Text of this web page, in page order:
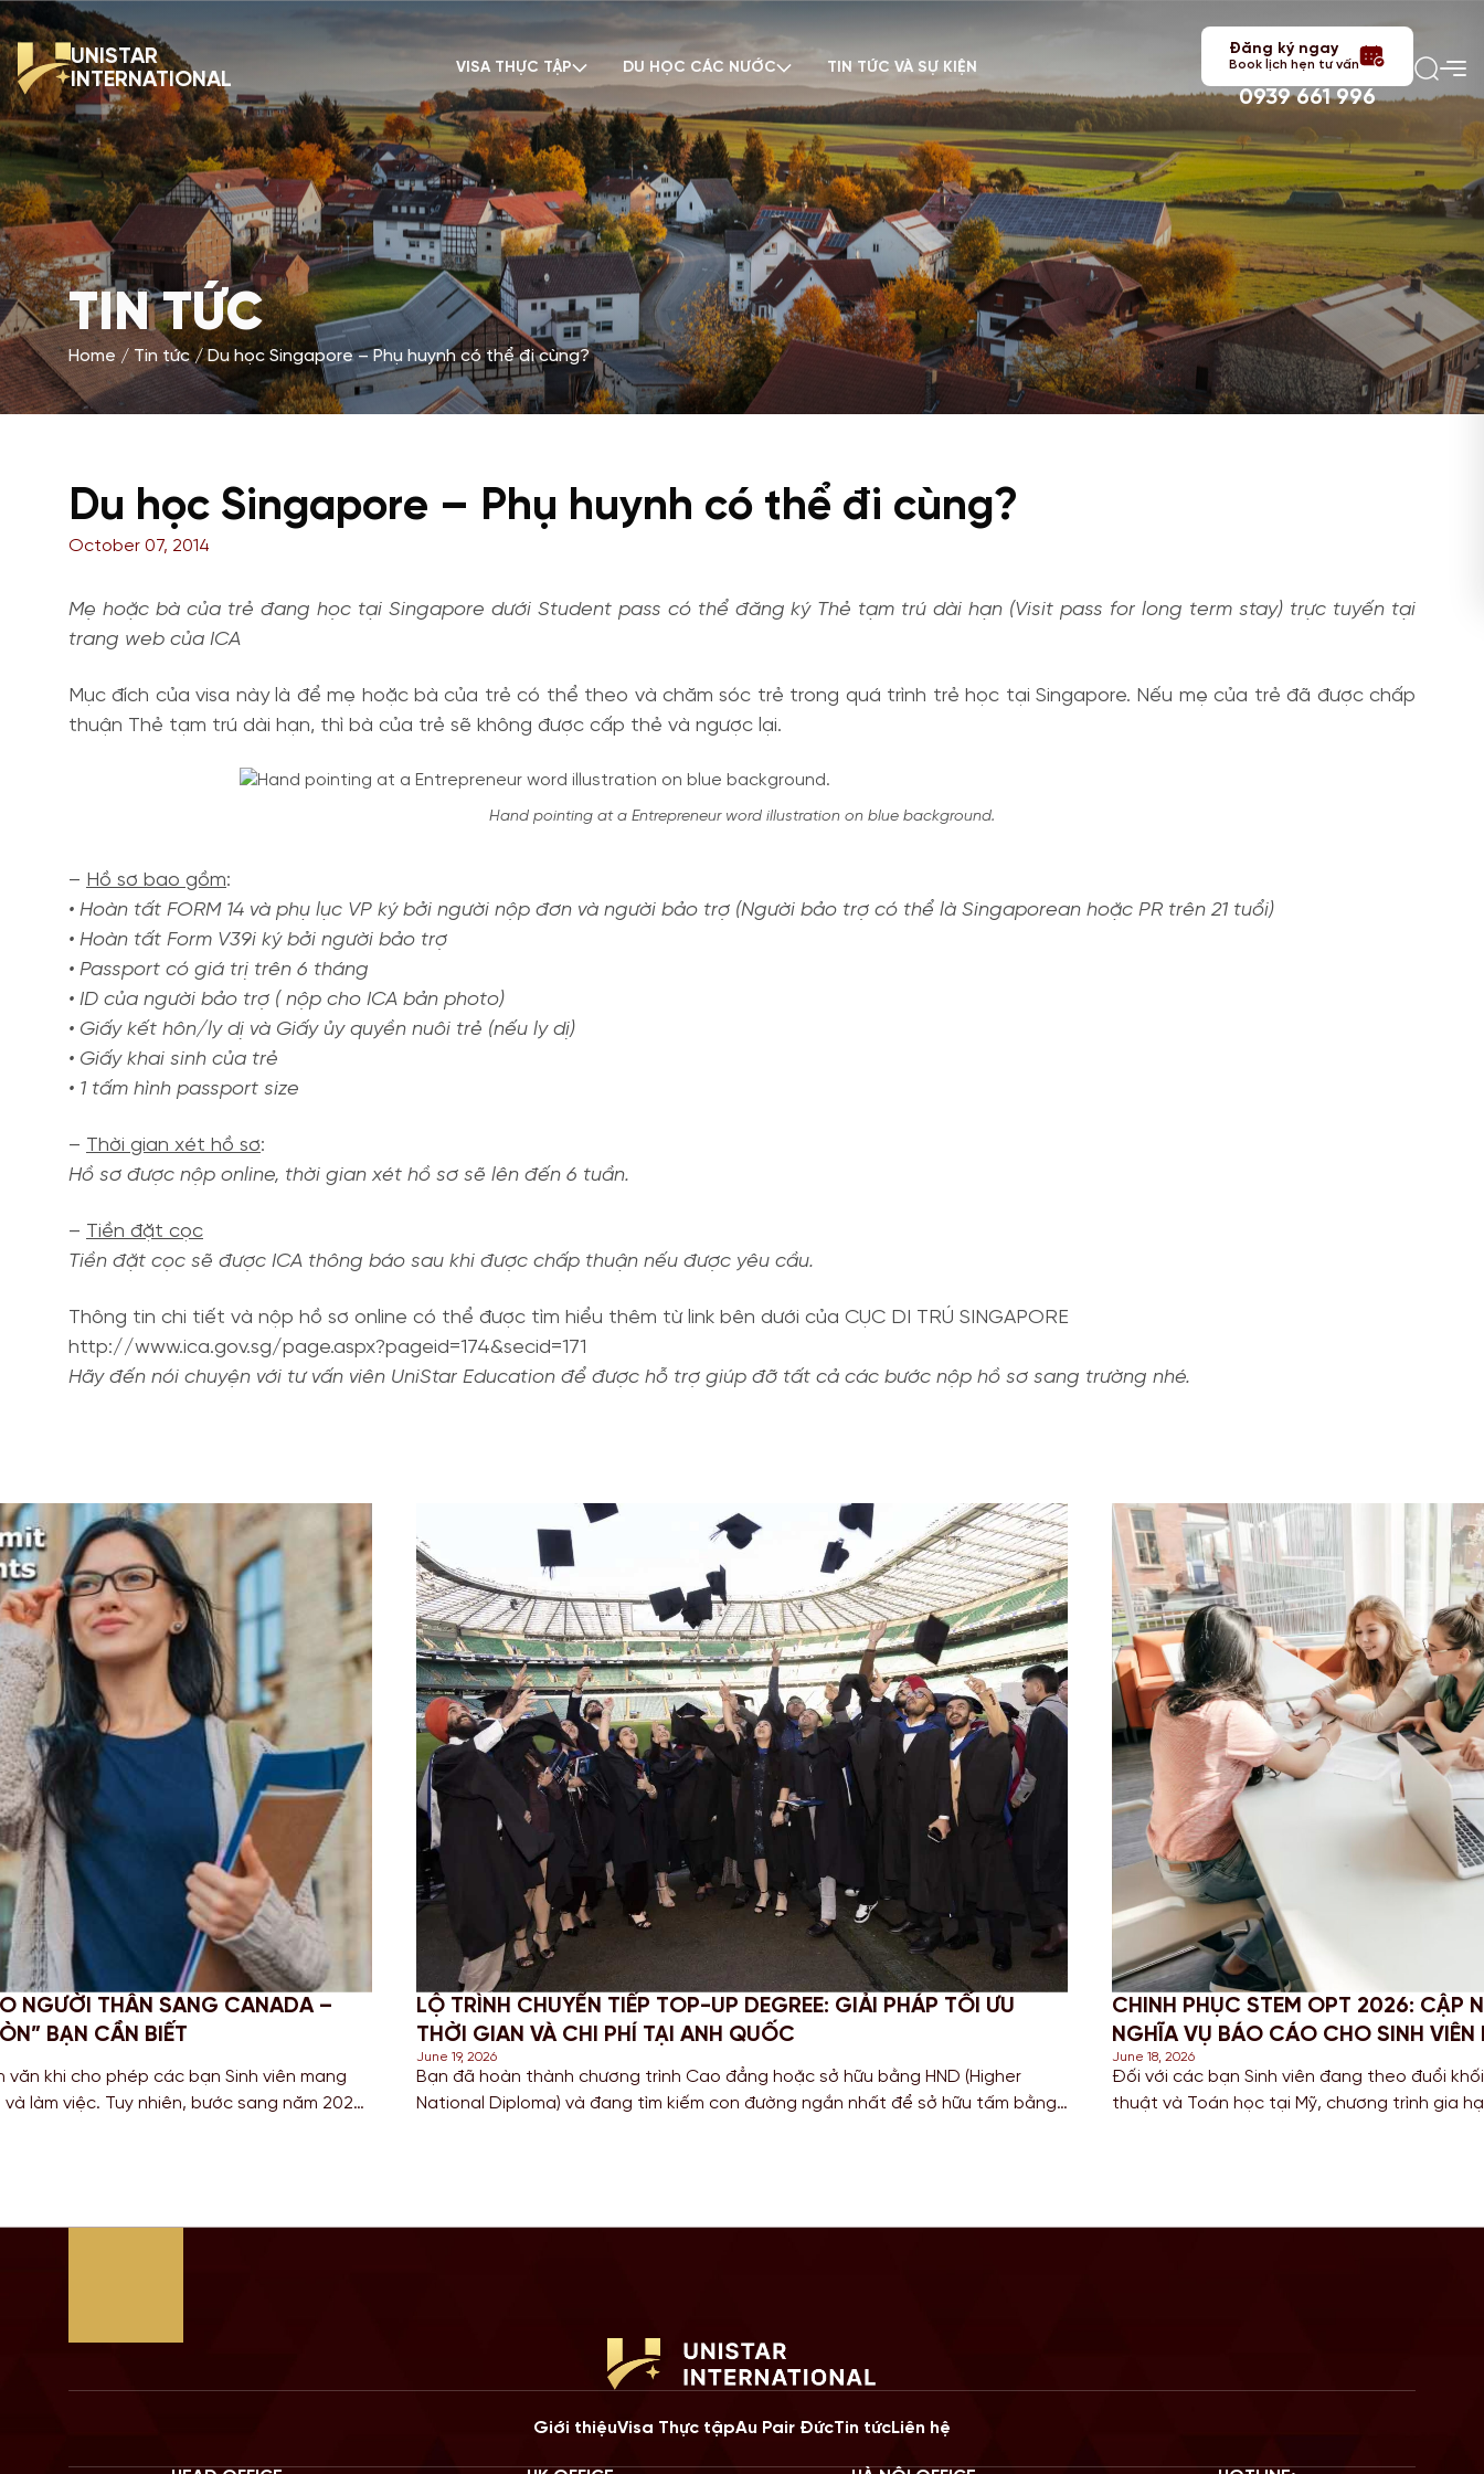
UNISTAR
INTERNATIONAL
VISA THỰC TẬP DU HỌC CÁC NƯỚC TIN TỨC VÀ SỰ KIỆN
Đăng ký ngay
Book lịch hẹn tư vấn
0939 661 996
TIN TỨC
Home Tin tức Du học Singapore – Phụ huynh có thể đi cùng?
Du học Singapore – Phụ huynh có thể đi cùng?
October 07, 2014
Mẹ hoặc bà của trẻ đang học tại Singapore dưới Student pass có thể đăng ký Thẻ tạm trú dài hạn (Visit pass for long term stay) trực tuyến tại
trang web của ICA
Mục đích của visa này là để mẹ hoặc bà của trẻ có thể theo và chăm sóc trẻ trong quá trình trẻ học tại Singapore. Nếu mẹ của trẻ đã được chấp
thuận Thẻ tạm trú dài hạn, thì bà của trẻ sẽ không được cấp thẻ và ngược lại.
Hand pointing at a Entrepreneur word illustration on blue background.
– Hồ sơ bao gồm:
• Hoàn tất FORM 14 và phụ lục VP ký bởi người nộp đơn và người bảo trợ (Người bảo trợ có thể là Singaporean hoặc PR trên 21 tuổi)
• Hoàn tất Form V39i ký bởi người bảo trợ
• Passport có giá trị trên 6 tháng
• ID của người bảo trợ ( nộp cho ICA bản photo)
• Giấy kết hôn/ly dị và Giấy ủy quyền nuôi trẻ (nếu ly dị)
• Giấy khai sinh của trẻ
• 1 tấm hình passport size
– Thời gian xét hồ sơ:
Hồ sơ được nộp online, thời gian xét hồ sơ sẽ lên đến 6 tuần.
– Tiền đặt cọc
Tiền đặt cọc sẽ được ICA thông báo sau khi được chấp thuận nếu được yêu cầu.
Thông tin chi tiết và nộp hồ sơ online có thể được tìm hiểu thêm từ link bên dưới của CỤC DI TRÚ SINGAPORE
http://www.ica.gov.sg/page.aspx?pageid=174&secid=171
Hãy đến nói chuyện với tư vấn viên UniStar Education để được hỗ trợ giúp đỡ tất cả các bước nộp hồ sơ sang trường nhé.
UP DEGREE: GIẢI PHÁP TỐI ƯU
QUỐC
đẳng hoặc sở hữu bằng HND (Higher
con đường ngắn nhất để sở hữu tấm bằng
CHINH PHỤC STEM OPT 2026: CẬP NHẬT QUY ĐỊNH MỚI VÀ
NGHĨA VỤ BÁO CÁO CHO SINH VIÊN MỸ
June 18, 2026
Đối với các bạn Sinh viên đang theo đuổi khối ngành Khoa học, Công nghệ, Kỹ
thuật và Toán học tại Mỹ, chương trình gia hạn STEM OPT không chỉ là cơ hội
PROFESSIONAL YEAR (PY) LÀ GÌ?
VÀNG ĐỂ CỘNG ĐIỂM ĐỊNH CƯ ÚC
June 16, 2026
Trong bối cảnh cuộc đua giành tấm thẻ
nên khốc liệt vào năm 2026, các bạn Sinh
Giới thiệuVisa Thực tậpAu Pair ĐứcTin tứcLiên hệ